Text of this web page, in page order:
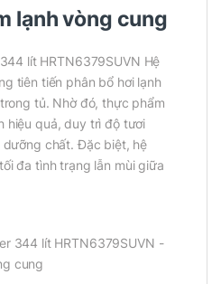
lạnh vòng cung
lít HRTN6379SUVN Hệ
tiên tiến phân bổ hơi lạnh
tủ. Nhờ đó, thực phẩm
hiệu quả, duy trì độ tươi
chất. Đặc biệt, hệ
đa tình trạng lẫn mùi giữa